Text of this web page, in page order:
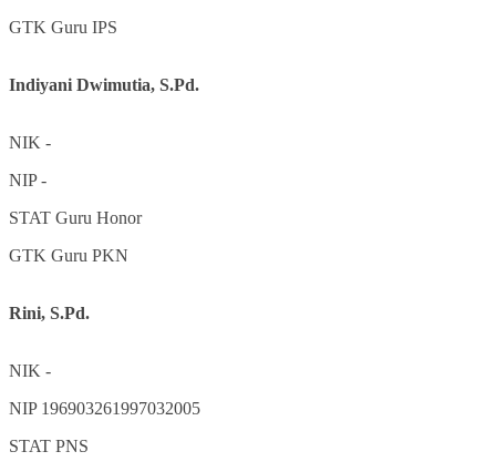
GTK Guru IPS
Indiyani Dwimutia, S.Pd.
NIK -
NIP-
STAT Guru Honor
GTK Guru PKN
Rini, S.Pd.
NIK -
NIP 196903261997032005
STAT PNS